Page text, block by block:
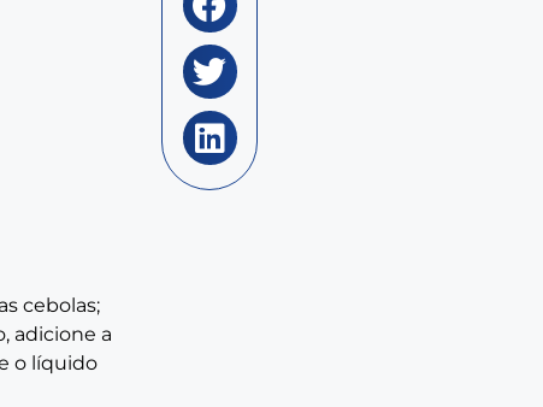
cebolas;
adicione a
o líquido